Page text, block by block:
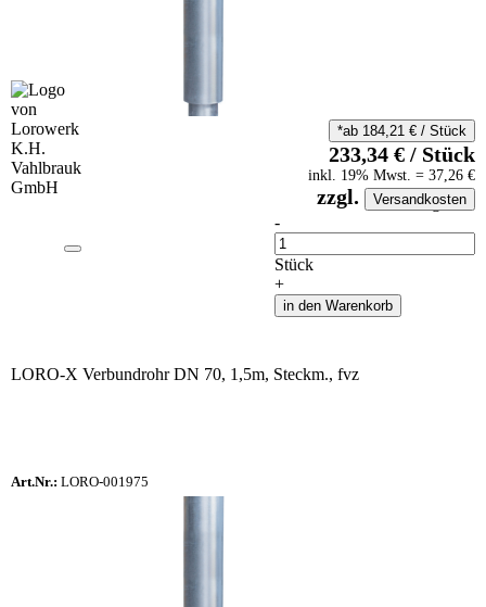
auf Anfrageliste
-
Anzahl
Stück
+
in den Warenkorb
*ab 184,21 €/ Stück
233,34 €/ Stück
inkl. 19% Mwst. = 37,26 €
zzgl. Versandkosten
LORO-X Verbundrohr DN 70, 1,5m, Steckm., fvz
Art.Nr.: LORO-001975